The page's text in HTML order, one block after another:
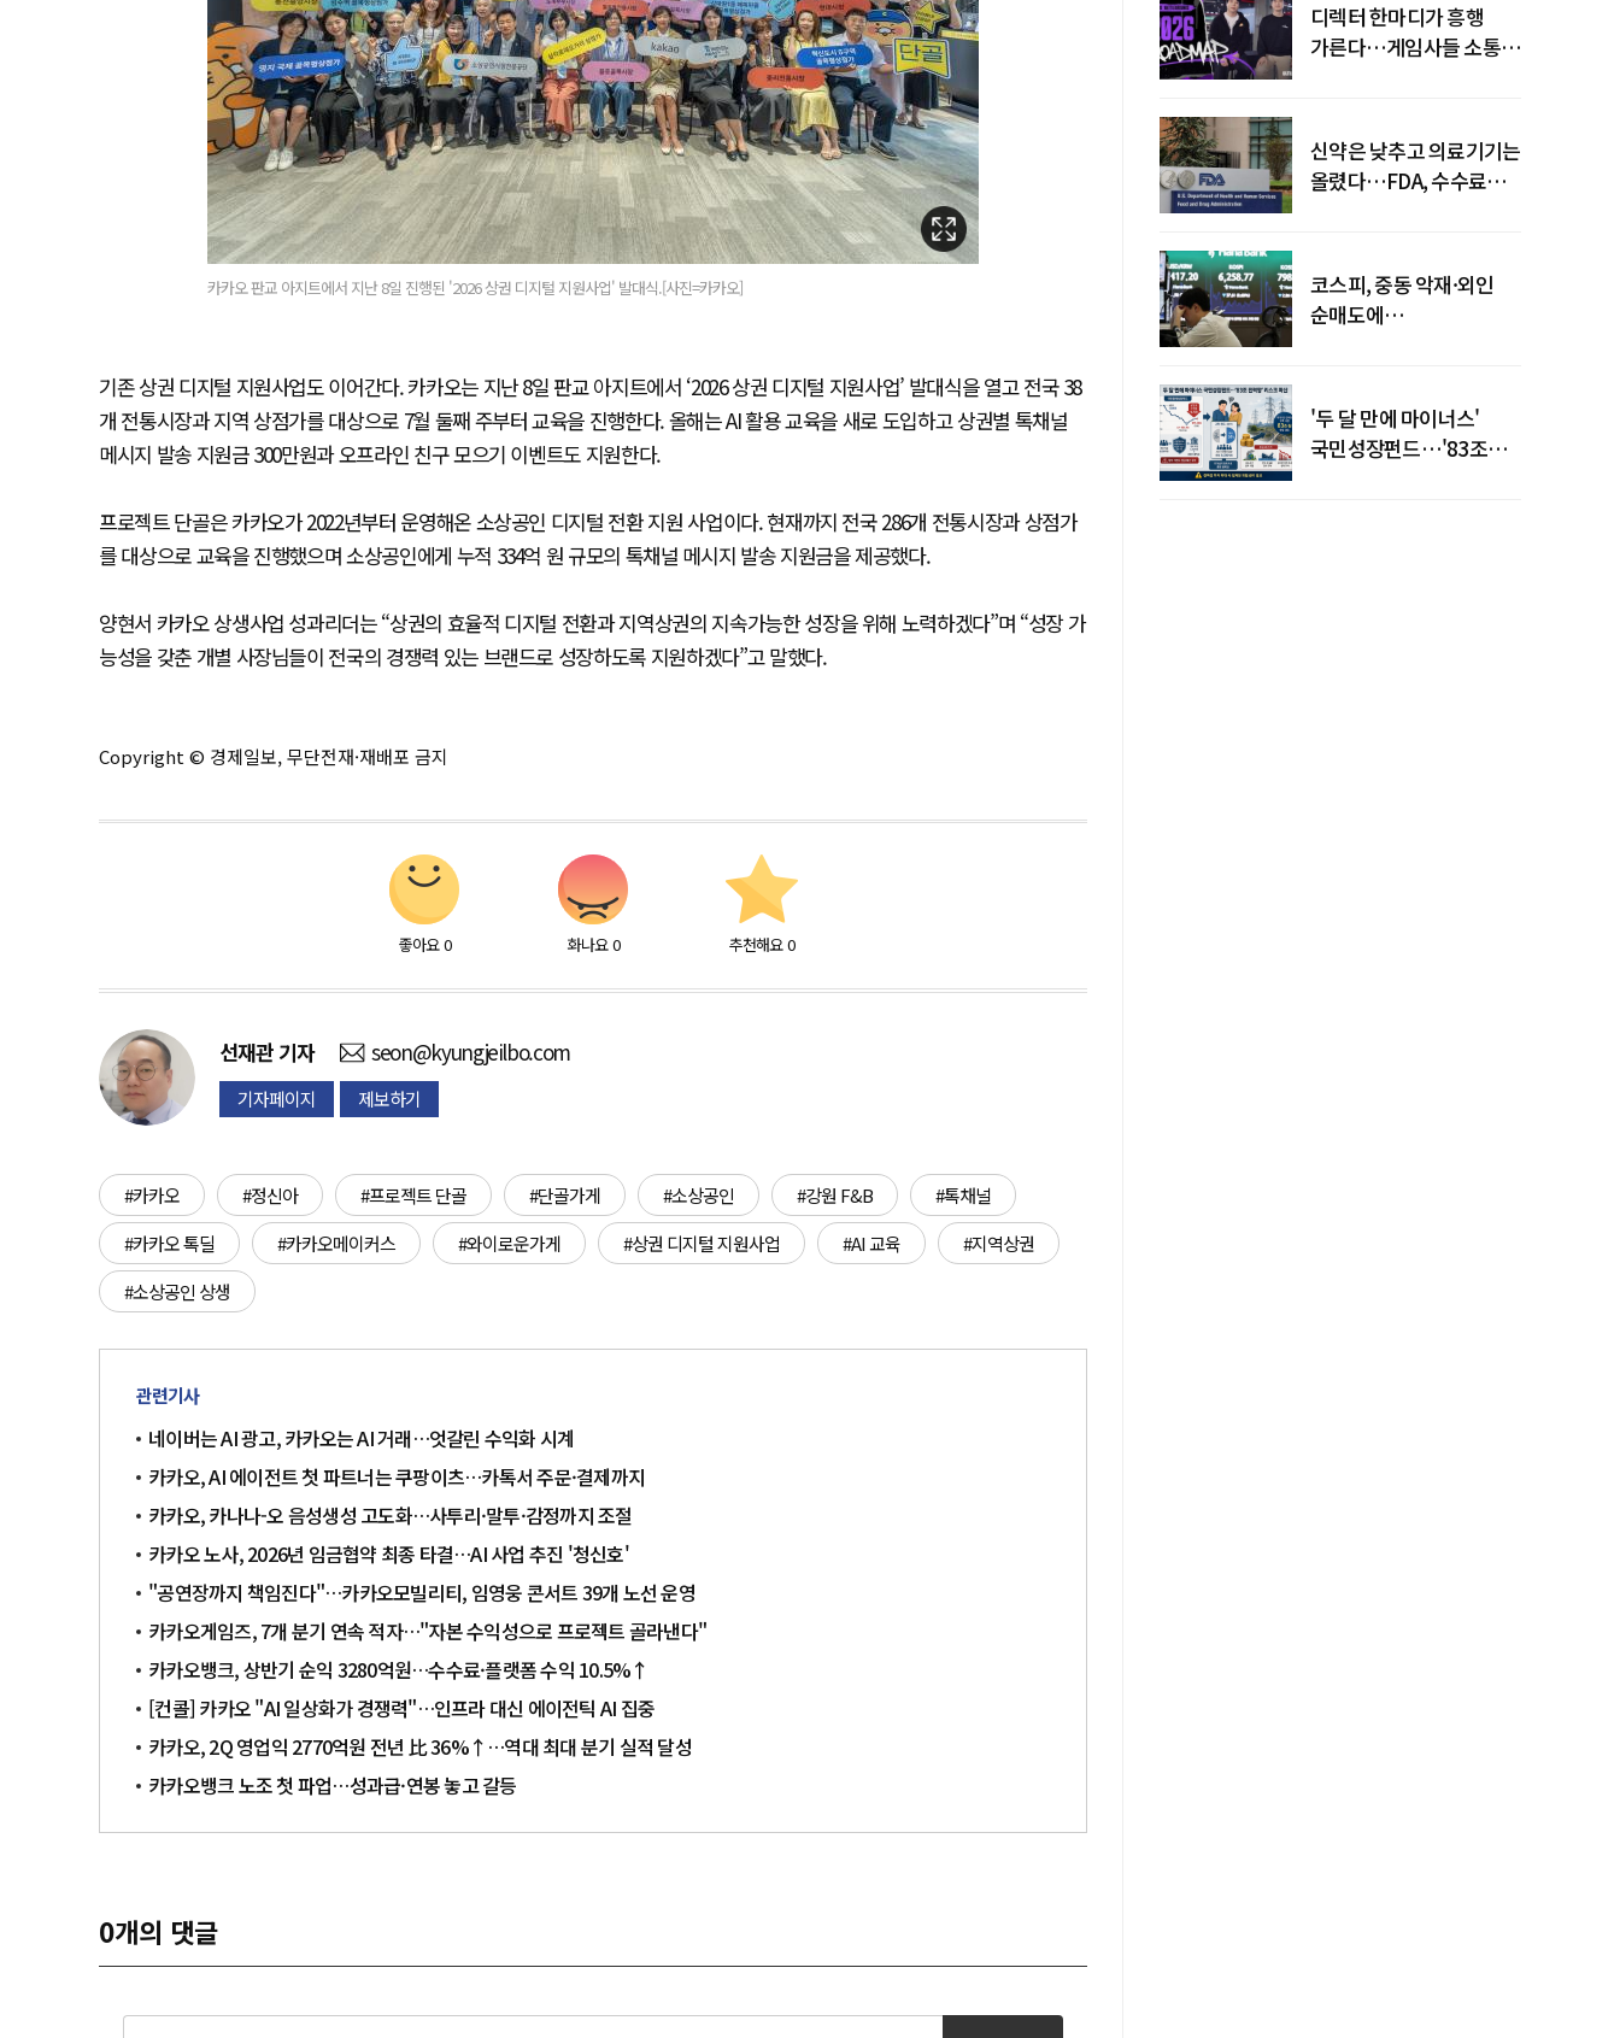
카카오 판교 아지트에서 지난 8일 진행된 '2026 상권 디지털 지원사업' 발대식.[사진=카카오]
기존 상권 디지털 지원사업도 이어간다. 카카오는 지난 8일 판교 아지트에서 ‘2026 상권 디지털 지원사업’ 발대식을 열고 전국 38
개 전통시장과 지역 상점가를 대상으로 7월 둘째 주부터 교육을 진행한다. 올해는 AI 활용 교육을 새로 도입하고 상권별 톡채널
메시지 발송 지원금 300만원과 오프라인 친구 모으기 이벤트도 지원한다.
프로젝트 단골은 카카오가 2022년부터 운영해온 소상공인 디지털 전환 지원 사업이다. 현재까지 전국 286개 전통시장과 상점가
를 대상으로 교육을 진행했으며 소상공인에게 누적 334억 원 규모의 톡채널 메시지 발송 지원금을 제공했다.
양현서 카카오 상생사업 성과리더는 “상권의 효율적 디지털 전환과 지역상권의 지속가능한 성장을 위해 노력하겠다”며 “성장 가
능성을 갖춘 개별 사장님들이 전국의 경쟁력 있는 브랜드로 성장하도록 지원하겠다”고 말했다.
Copyright © 경제일보, 무단전재·재배포 금지
좋아요 0 화나요 0 추천해요 0
선재관 기자 seon@kyungjeilbo.com
기자페이지 제보하기
#카카오 #정신아 #프로젝트 단골 #단골가게 #소상공인 #강원 F&B
#톡채널
#카카오 톡딜
#카카오메이커스 #와이로운가게 #상권 디지털 지원사업 #AI 교육
#지역상권
#소상공인 상생
관련기사
네이버는 AI 광고, 카카오는 AI 거래…엇갈린 수익화 시계
카카오, AI 에이전트 첫 파트너는 쿠팡이츠…카톡서 주문·결제까지
카카오, 카나나-오 음성생성 고도화…사투리·말투·감정까지 조절
카카오 노사, 2026년 임금협약 최종 타결…AI 사업 추진 '청신호'
"공연장까지 책임진다"…카카오모빌리티, 임영웅 콘서트 39개 노선 운영
카카오게임즈, 7개 분기 연속 적자…"자본 수익성으로 프로젝트 골라낸다"
카카오뱅크, 상반기 순익 3280억원…수수료·플랫폼 수익 10.5%↑
[컨콜] 카카오 "AI 일상화가 경쟁력"…인프라 대신 에이전틱 AI 집중
카카오, 2Q 영업익 2770억원 전년 比 36%↑…역대 최대 분기 실적 달성
카카오뱅크 노조 첫 파업…성과급·연봉 놓고 갈등
0개의 댓글
디렉터 한마디가 흥행
가른다…게임사들 소통
신약은 낮추고 의료기기는
올렸다…FDA, 수수료
코스피, 중동 악재·외인
순매도에
'두 달 만에 마이너스'
국민성장펀드…'83조